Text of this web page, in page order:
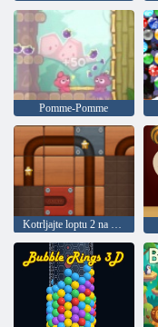
Pomme-Pomme
Kotrljajte loptu 2 na mreži